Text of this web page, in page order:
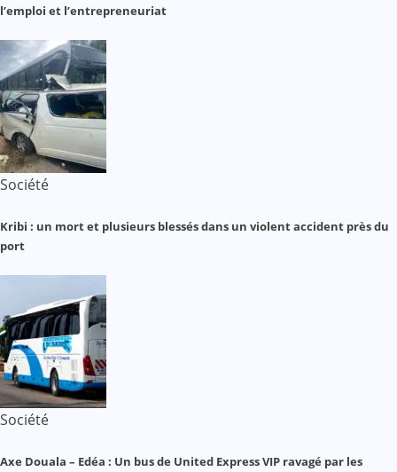
l’emploi et l’entrepreneuriat
Société
Kribi : un mort et plusieurs blessés dans un violent accident près du
port
Société
Axe Douala – Edéa : Un bus de United Express VIP ravagé par les